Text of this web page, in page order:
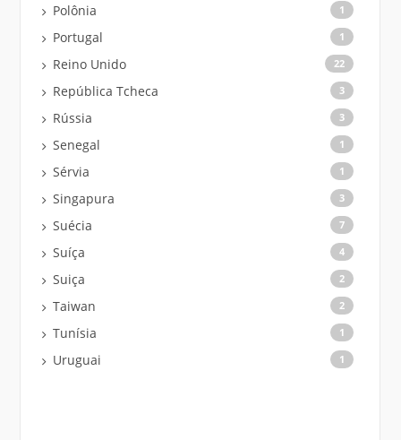
Polônia 1
Portugal 1
Reino Unido 22
República Tcheca 3
Rússia 3
Senegal 1
Sérvia 1
Singapura 3
Suécia 7
Suíça 4
Suiça 2
Taiwan 2
Tunísia 1
Uruguai 1